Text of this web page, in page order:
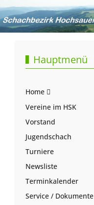
Hauptmenü
Home
Vereine im HSK
Vorstand
Jugendschach
Turniere
Newsliste
Terminkalender
Service / Dokumente